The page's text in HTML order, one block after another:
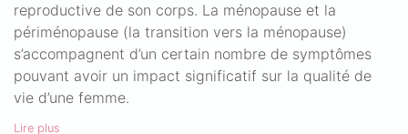
reproductive de son corps. La ménopause et la
périménopause (la transition vers la ménopause)
s’accompagnent d’un certain nombre de symptômes
pouvant avoir un impact significatif sur la qualité de
vie d’une femme.
Lire plus